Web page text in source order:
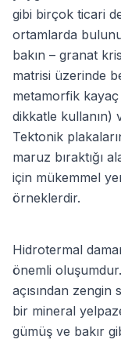
gibi birçok ticari
ortamlarda
bakın – granat
matrisi üzerinde
metamorfik kayaç
dikkatle kullanın)
Tektonik
maruz bıraktığı
için mükemmel
örneklerdir.
Hidrotermal
önemli
açısından zengin
bir mineral
gümüş ve bakır